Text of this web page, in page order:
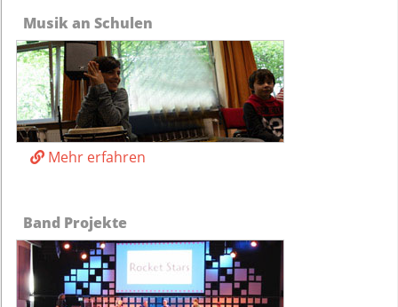
Musik an Schulen
Mehr erfahren
Band Projekte